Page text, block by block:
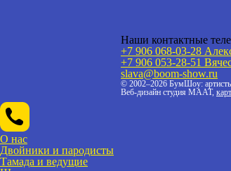
Наши контактные
+7 906 068-03-28
+7 906 053-28-51
slava@boom-show.ru
© 2002–2026 БумШоу: артисты
Веб-дизайн студия МААТ,
О нас
Двойники и пародисты
Тамада и ведущие